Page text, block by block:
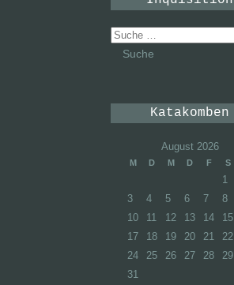
Suche
nach:
Katakomben
August 2026
M D M D F S
1
3
4 5 6 7 8
10
11 12 13 14 15
17
18 19 20 21 22
24
25 26 27 28 29
31